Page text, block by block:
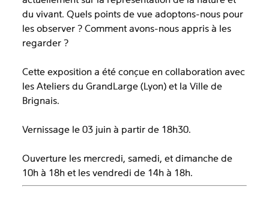
du vivant. Quels points de vue adoptons-nous pour
les observer ? Comment avons-nous appris à les
regarder ?
Cette exposition a été conçue en collaboration avec
les Ateliers du GrandLarge (Lyon) et la Ville de
Brignais.
Vernissage le 03 juin à partir de 18h30.
Ouverture les mercredi, samedi, et dimanche de
10h à 18h et les vendredi de 14h à 18h.